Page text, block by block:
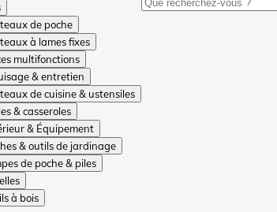
de poche
à lames fixes
multifonctions
& entretien
de cuisine & ustensiles
& casseroles
& Équipement
& outils de jardinage
de poche & piles
à bois